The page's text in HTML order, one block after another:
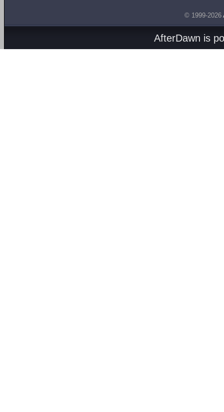
© 1999-2026
AfterDawn is